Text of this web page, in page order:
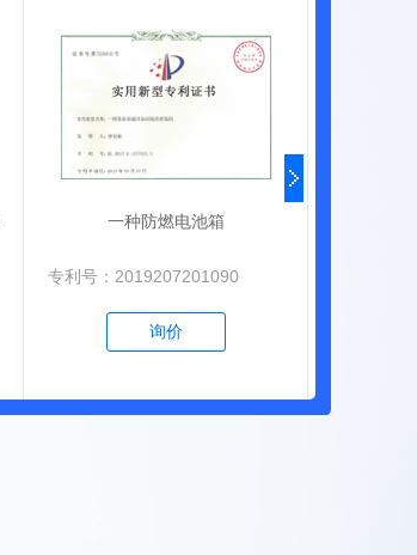
一种防燃电池箱
专利号：2019207201090
询价